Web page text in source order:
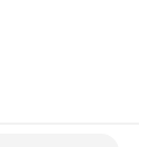
will er werden
Doch
Talent,